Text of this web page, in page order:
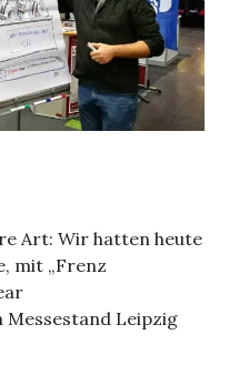
Art: Wir hatten heute
mit „Frenz
Leipzig